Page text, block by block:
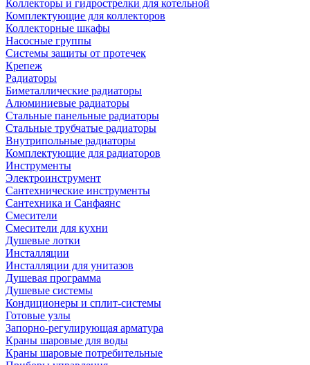
Коллекторы и гидрострелки для котельной
Комплектующие для коллекторов
Коллекторные шкафы
Насосные группы
Системы защиты от протечек
Крепеж
Радиаторы
Биметаллические радиаторы
Алюминиевые радиаторы
Стальные панельные радиаторы
Стальные трубчатые радиаторы
Внутрипольные радиаторы
Комплектующие для радиаторов
Инструменты
Электроинструмент
Сантехнические инструменты
Сантехника и Санфаянс
Смесители
Смесители для кухни
Душевые лотки
Инсталляции
Инсталляции для унитазов
Душевая программа
Душевые системы
Кондиционеры и сплит-системы
Готовые узлы
Запорно-регулирующая арматура
Краны шаровые для воды
Краны шаровые потребительные